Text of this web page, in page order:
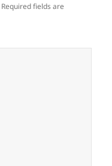
Required fields are